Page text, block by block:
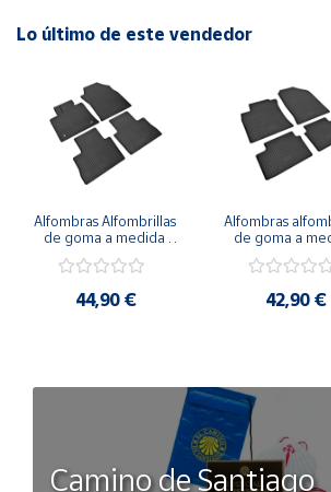
Lo último de este vendedor
Alfombras Alfombrillas
de goma a medida
partir de 2021
44,90 €
Alfombras
de goma a
desde
42,90 €
Camino de Santiago